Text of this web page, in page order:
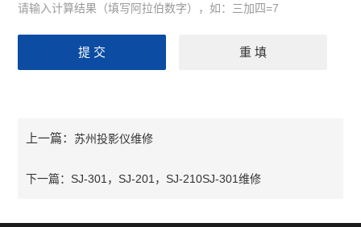
请输入计算结果（填写阿拉伯数字），如：三加四=7
上一篇：苏州投影仪维修
下一篇： SJ-301，SJ-201，SJ-210SJ-301维修